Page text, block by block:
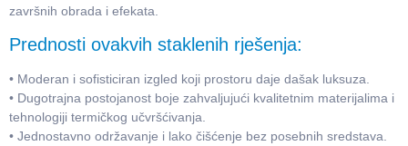
završnih obrada i efekata.
Prednosti ovakvih staklenih rješenja:
• Moderan i sofisticiran izgled koji prostoru daje dašak luksuza.
• Dugotrajna postojanost boje zahvaljujući kvalitetnim materijalima i
tehnologiji termičkog učvršćivanja.
• Jednostavno održavanje i lako čišćenje bez posebnih sredstava.